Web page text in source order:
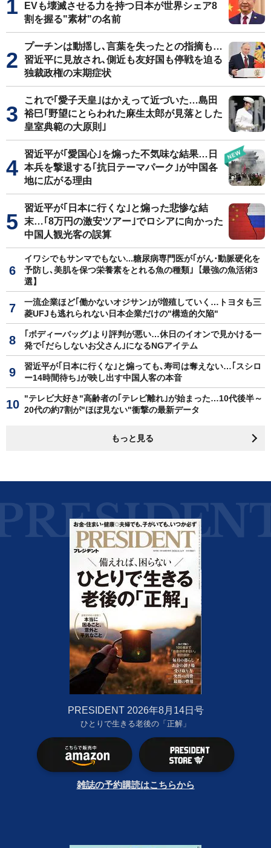
EVも壊滅させる力を持つ日本が世界シェア8
割を握る"素材"の名前
プーチンは動揺し､言葉を失ったとの指摘も…
習近平に見放され､側近も友好国も停戦を迫る
独裁政権の末期症状
これで｢愛子天皇｣はかえって近づいた…島田
裕巳｢野望にとらわれた麻生太郎が見落とした
皇室典範の大原則｣
習近平が｢愛国心｣を煽った不気味な結果…日
本兵を撃退する｢抗日テーマパーク｣が中国各
地に広がる理由
習近平が｢日本に行くな｣と煽った悲惨な結
末…｢8万円の激安ツアー｣でロシアに向かった
中国人観光客の誤算
イワシでもサンマでもない...糖尿病専門医が｢がん･動脈硬化を
予防し､美肌を保つ栄養素をとれる魚の種類｣【最強の魚活術3
選】
一流企業ほど｢働かないオジサン｣が増殖していく…トヨタも三
菱UFJも逃れられない日本企業だけの"構造的欠陥"
｢ボディーバッグ｣より評判が悪い…休日のイオンで見かける一
発で｢だらしないお父さん｣になるNGアイテム
習近平が｢日本に行くな｣と煽っても､寿司は奪えない…｢スシロ
ー14時間待ち｣が映し出す中国人客の本音
"テレビ大好き"高齢者の｢テレビ離れ｣が始まった…10代後半～
20代の約7割が"ほぼ見ない"衝撃の最新データ
もっと見る
PRESIDENT 2026年8月14日号
ひとりで生きる老後の「正解」
雑誌の予約購読はこちらから